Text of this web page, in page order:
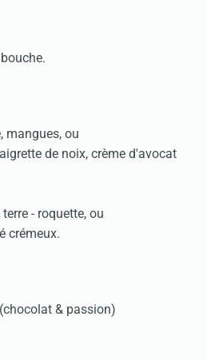
mangues, ou
de noix, crème d'avocat
- roquette, ou
crémeux.
& passion)